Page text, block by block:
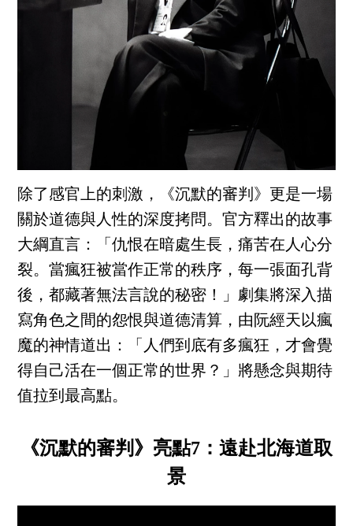
除了感官上的刺激，《沉默的審判》更是一場
關於道德與人性的深度拷問。官方釋出的故事
大綱直言：「仇恨在暗處生長，痛苦在人心分
裂。當瘋狂被當作正常的秩序，每一張面孔背
後，都藏著無法言說的秘密！」劇集將深入描
寫角色之間的怨恨與道德清算，由阮經天以瘋
魔的神情道出：「人們到底有多瘋狂，才會覺
得自己活在一個正常的世界？」將懸念與期待
值拉到最高點。
《沉默的審判》亮點7：遠赴北海道取
景